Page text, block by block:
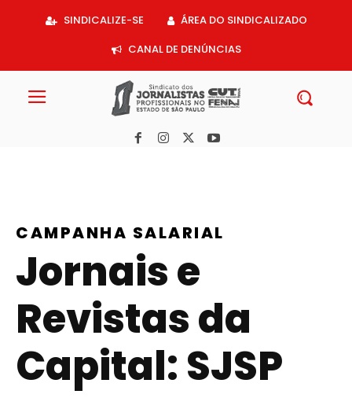
SINDICALIZE-SE
ÁREA DO SINDICALIZADO
CANAL DE DENÚNCIAS
CAMPANHA SALARIAL
Jornais e
Revistas da
Capital: SJSP